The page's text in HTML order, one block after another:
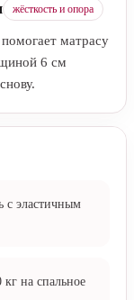
жёсткость и опора
матрасу
6 см
с эластичным
на спальное